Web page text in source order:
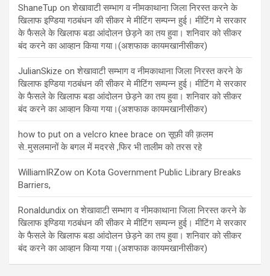
ShaneTup onशेखावाटी सम्भाग व नीमकाथाना जिला निरस्त करने के
खिलाफ इण्डिया गठबंधन की सीकर मे मीटिंग सम्पन्न हुई। मीटिंग मे सरकार
के फैसले के खिलाफ बडा आंदोलन छेड़ने का तय हुवा। शनिवार को सीकर
बंद करने का आव्हान किया गया।(अशफाक कायमखानीसीकर)
JulianSkize onशेखावाटी सम्भाग व नीमकाथाना जिला निरस्त करने के
खिलाफ इण्डिया गठबंधन की सीकर मे मीटिंग सम्पन्न हुई। मीटिंग मे सरकार
के फैसले के खिलाफ बडा आंदोलन छेड़ने का तय हुवा। शनिवार को सीकर
बंद करने का आव्हान किया गया।(अशफाक कायमखानीसीकर)
how to put on a velcro knee brace onसूफ़ी की क़लम
से..मुसलमानों के बगल में मदरसे ,फिर भी तालीम को तरस रहे
WilliamIRZow on Kota Government Public Library Breaks
Barriers,
Ronaldundix onशेखावाटी सम्भाग व नीमकाथाना जिला निरस्त करने के
खिलाफ इण्डिया गठबंधन की सीकर मे मीटिंग सम्पन्न हुई। मीटिंग मे सरकार
के फैसले के खिलाफ बडा आंदोलन छेड़ने का तय हुवा। शनिवार को सीकर
बंद करने का आव्हान किया गया।(अशफाक कायमखानीसीकर)